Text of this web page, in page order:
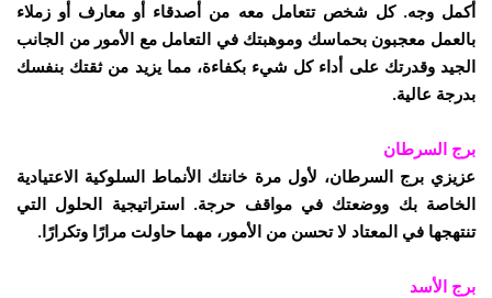
أكمل وجه. كل شخص تتعامل معه من أصدقاء أو معارف أو زملاء
بالعمل معجبون بحماسك وموهبتك في التعامل مع الأمور من الجانب
الجيد وقدرتك على أداء كل شيء بكفاءة، مما يزيد من ثقتك بنفسك
بدرجة عالية.
برج السرطان
عزيزي برج السرطان، لأول مرة خانتك الأنماط السلوكية الاعتيادية
الخاصة بك ووضعتك في مواقف حرجة. استراتيجية الحلول التي
تنتهجها في المعتاد لا تحسن من الأمور، مهما حاولت مرارًا وتكرارًا.
برج الأسد